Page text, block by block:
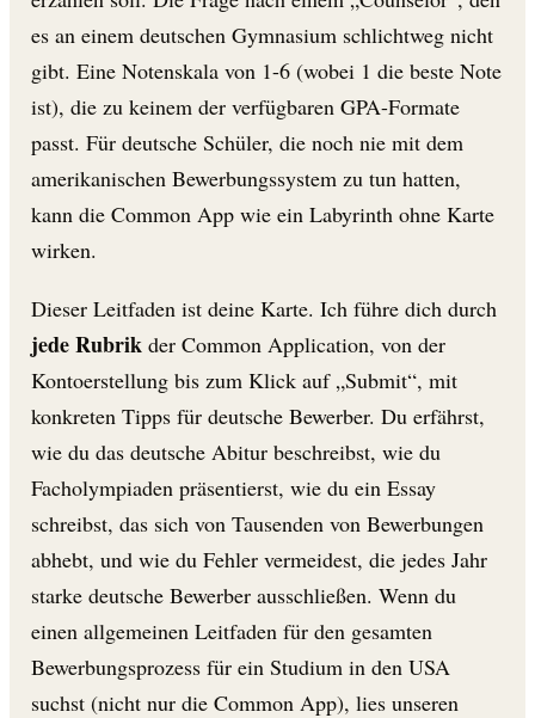
es an einem deutschen Gymnasium schlichtweg nicht
gibt. Eine Notenskala von 1-6 (wobei 1 die beste Note
ist), die zu keinem der verfügbaren GPA-Formate
passt. Für deutsche Schüler, die noch nie mit dem
amerikanischen Bewerbungssystem zu tun hatten,
kann die Common App wie ein Labyrinth ohne Karte
wirken.
Dieser Leitfaden ist deine Karte. Ich führe dich durch
jede Rubrik der Common Application, von der
Kontoerstellung bis zum Klick auf „Submit“, mit
konkreten Tipps für deutsche Bewerber. Du erfährst,
wie du das deutsche Abitur beschreibst, wie du
Facholympiaden präsentierst, wie du ein Essay
schreibst, das sich von Tausenden von Bewerbungen
abhebt, und wie du Fehler vermeidest, die jedes Jahr
starke deutsche Bewerber ausschließen. Wenn du
einen allgemeinen Leitfaden für den gesamten
Bewerbungsprozess für ein Studium in den USA
suchst (nicht nur die Common App), lies unseren